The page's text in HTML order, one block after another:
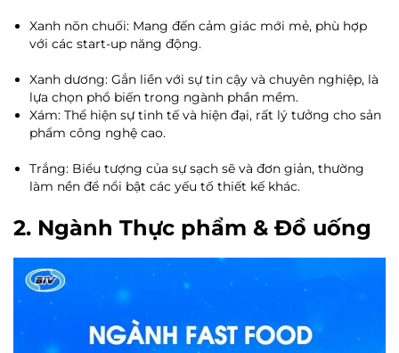
Xanh nõn chuối: Mang đến cảm giác mới mẻ, phù hợp
với các start-up năng động.
Xanh dương: Gắn liền với sự tin cậy và chuyên nghiệp, là
lựa chọn phổ biến trong ngành phần mềm.
Xám: Thể hiện sự tinh tế và hiện đại, rất lý tưởng cho sản
phẩm công nghệ cao.
Trắng: Biểu tượng của sự sạch sẽ và đơn giản, thường
làm nền để nổi bật các yếu tố thiết kế khác.
2. Ngành Thực phẩm & Đồ uống